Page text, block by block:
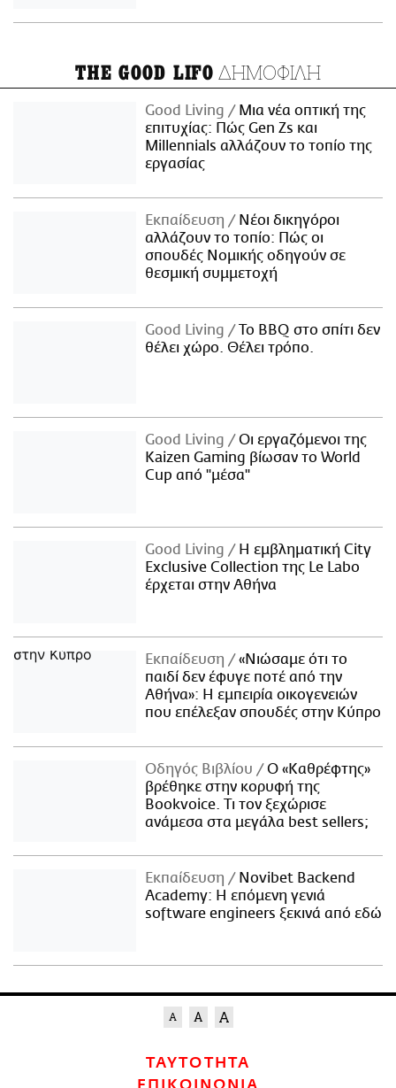
THE GOOD LIFO ΔΗΜΟΦΙΛΗ
Good Living
Μια νέα οπτική της
επιτυχίας: Πώς Gen Zs και
Millennials αλλάζουν το τοπίο της
εργασίας
Εκπαίδευση
Νέοι δικηγόροι
αλλάζουν το τοπίο: Πώς οι
σπουδές Νομικής οδηγούν σε
θεσμική συμμετοχή
Good Living
Το BBQ στο σπίτι δεν
θέλει χώρο. Θέλει τρόπο.
Good Living
Οι εργαζόμενοι της
Kaizen Gaming βίωσαν το World
Cup από "μέσα"
Good Living
Η εμβληματική City
Exclusive Collection της Le Labo
έρχεται στην Αθήνα
Εκπαίδευση
«Νιώσαμε ότι το
παιδί δεν έφυγε ποτέ από την
Αθήνα»: Η εμπειρία οικογενειών
που επέλεξαν σπουδές στην Κύπρο
Οδηγός Βιβλίου
Ο «Καθρέφτης»
βρέθηκε στην κορυφή της
Bookvoice. Τι τον ξεχώρισε
ανάμεσα στα μεγάλα best sellers;
Εκπαίδευση
Novibet Backend
Academy: Η επόμενη γενιά
software engineers ξεκινά από εδώ
ΤΑΥΤΟΤΗΤΑ